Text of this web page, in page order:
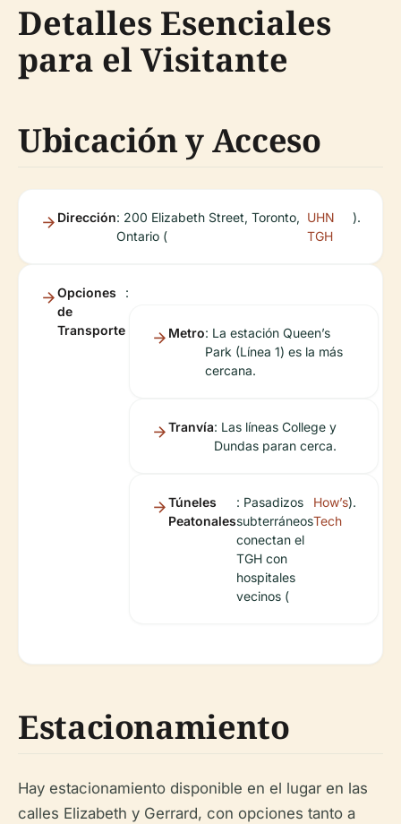
Detalles Esenciales
para el Visitante
Ubicación y Acceso
Dirección: 200 Elizabeth Street, Toronto,
Ontario (
UHN
TGH
).
Opciones
de
Transporte
:
Metro: La estación Queen’s
Park (Línea 1) es la más
cercana.
Tranvía: Las líneas College y
Dundas paran cerca.
Túneles
Peatonales
: Pasadizos
subterráneos
conectan el
TGH con
hospitales
vecinos (
How’s
Tech
).
Estacionamiento
Hay estacionamiento disponible en el lugar en las
calles Elizabeth y Gerrard, con opciones tanto a